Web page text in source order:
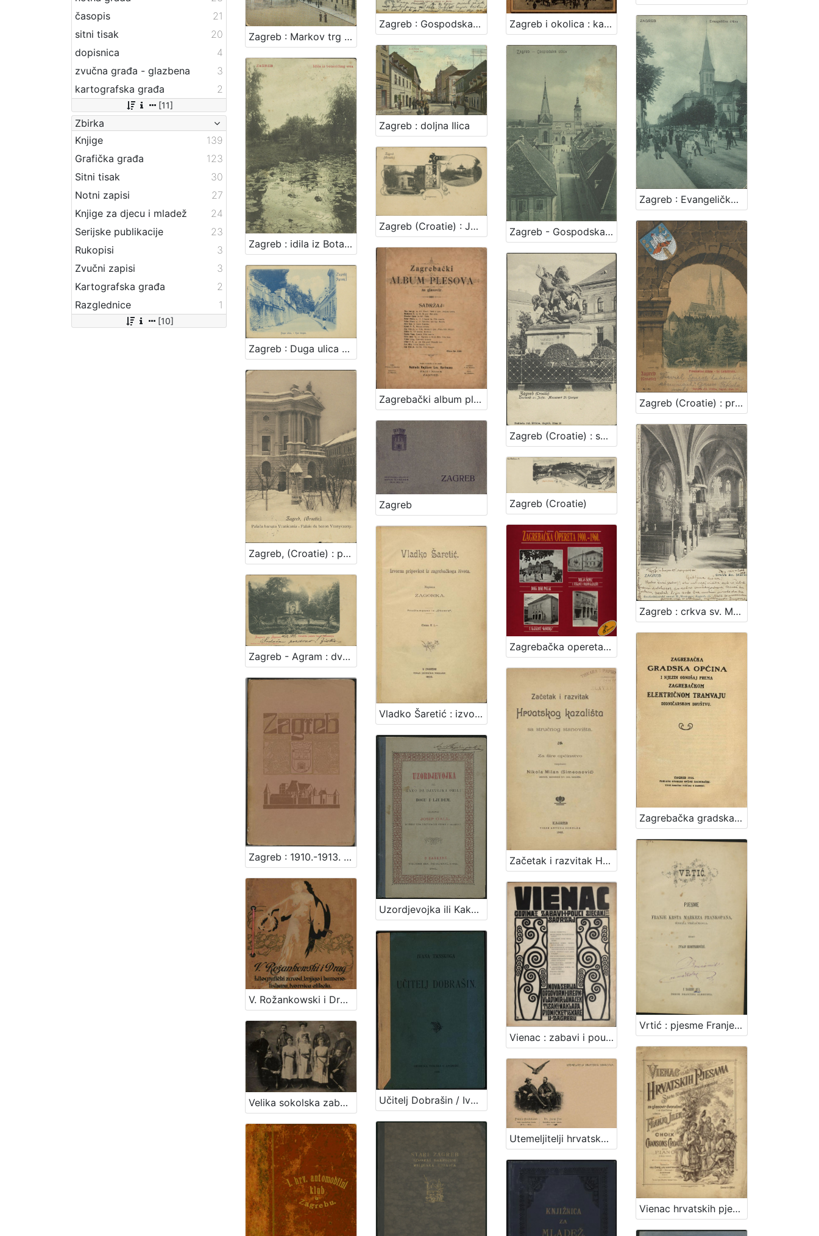
časopis
21
sitni tisak
20
dopisnica
4
zvučna građa - glazbena
3
kartografska građa
2
[11]
Zbirka
Knjige
139
Grafička građa
123
Sitni tisak
30
Notni zapisi
27
Knjige za djecu i mladež
24
Serijske publikacije
23
Rukopisi
3
Zvučni zapisi
3
Kartografska građa
2
Razglednice
1
[10]
Zagreb : Markov trg - Kr. sabor
Zagreb i okolica : kažiput za urodjenike i strance : sa 43 slike i 2 nacrta / složio A. Hudovski
Zagreb : idila iz Botaničkog vrta
Zagreb : Gospodska ulica sa crkvom sv. Marka
Zagreb - Gospodska ulica
Zagreb : Evangelička crkva
Zagreb : Duga ulica = Agram : Rue longue
Zagreb : doljna Ilica
Zagreb (Croatie) : spomenik sv. Jurja = monument St. Georges
Zagreb (Croatie) : prvostolna crkva - la cathedrale
Zagreb, (Croatie) : palača baruna Vranicania - palais du baron Vranyczany
Zagreb (Croatie) : Josipovac
Zagreb (Croatie)
Zagreb : crkva sv. Marka
Zagreb - Agram : dvorište palače bar. Vraniczanya
Zagrebački album plesova : za glasovir
Zagrebačka opereta : 1900.-1960. : ulomci
Zagrebačka gradska općina i njezin odnošaj prema Zagrebačkom električnom tramvaju dioničarskom društvu
Zagreb : 1910.-1913. / [napisao Vjekoslav Klaić]
Zagreb
Začetak i razvitak Hrvatskog kazališta sa stručnog stanovišta : za šire općinstvo / napisao Nikola Milan (Simeonović)
Vrtić : pjesme Franje Krsta markeza Frankopana, kneza Tržačkoga / izdao Ivan Kostrenčić
V. Rožankowski i Drug : litografički zavod, knjigo i kamenotiskara, tvornica etiketa : 1898-1913
Vladko Šaretić : izvorna pripoviest iz zagrebačkoga života / napisala Zagorka
Vienac : zabavi i pouci : nova serija / odgovorni urednik Vladimir Lunaček
Vienac hrvatskih pjesama : sbirka 50 izabranih hrvatskih popjevaka : za glasovir dvoručno i s riečima / udesio Franjo Jilek. Zagreb, [1894].
Velika sokolska zabava "Zagrebački zbor" : grupa sokolica i sokola
Uzordjevojka ili Kako da djevojka omili Bogu i ljudem / sastavio Josip Gall
Utemeljitelji hrvatskog sokolstva : Franjo Hochmann : Dr. Josip Fon / R. Mosinger
Učitelj Dobrašin / Ivana Trnskoga